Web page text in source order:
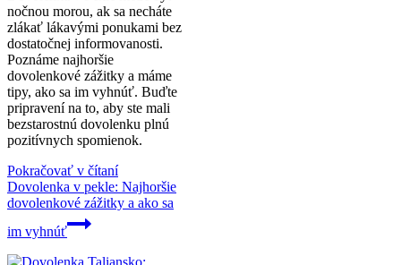
nočnou morou, ak sa necháte
zlákať lákavými ponukami bez
dostatočnej informovanosti.
Poznáme najhoršie
dovolenkové zážitky a máme
tipy, ako sa im vyhnúť. Buďte
pripravení na to, aby ste mali
bezstarostnú dovolenku plnú
pozitívnych spomienok.
Pokračovať v čítaní
Dovolenka v pekle: Najhoršie
dovolenkové zážitky a ako sa
im vyhnúť